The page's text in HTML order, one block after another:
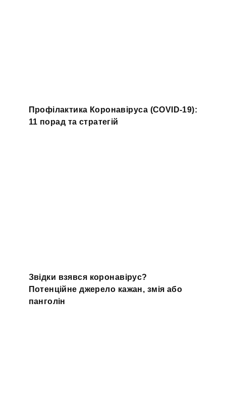
Профілактика Коронавіруса (COVID-19):
11 порад та стратегій
Звідки взявся коронавірус?
Потенційне джерело кажан, змія або
панголін